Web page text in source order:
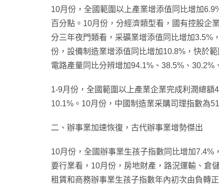
10月份，全國範圍以上產業增添值同比增加
百分點。10月份，分經濟類型看，國有控股企
分三年夜門類看，采礦業增添值同比增加3.5%
份，設備制造業增添值同比增加10.8%，快於
電路產量同比分辨增加94.1%、38.5%、30.2%
1-9月份，全國範圍以上產業企業完成利潤總
10.1%。10月份，中國制造業采購司理指數為
二、辦事業加速恢復，古代辦事業增勢傑出
10月份，全國辦事業生孩子指數同比增加
要行業看，10月份，房地財產，路況運輸、倉
租賃和商務辦事業生孩子指數年內初次由負轉